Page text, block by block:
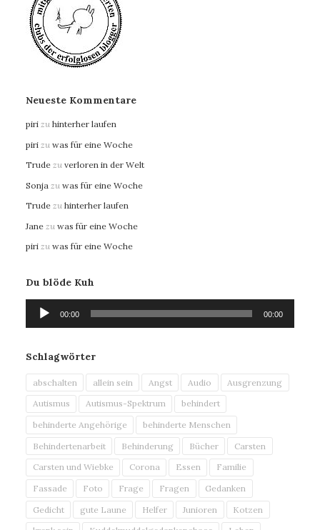
Neueste Kommentare
piri zu hinterher laufen
piri zu was für eine Woche
Trude zu verloren in der Welt
Sonja zu was für eine Woche
Trude zu hinterher laufen
Jane zu was für eine Woche
piri zu was für eine Woche
Du blöde Kuh
Audio-
Player
00:00 00:00
Schlagwörter
abschalten allein sein Angst Audio
Ausgrenzung
Autismus
Autismus-Spektrum
behindert
behinderte Angehörige
behinderte Menschen
Behindertenarbeit
Behinderung Bücher
Carsten
Carsten und Wiebke
Corona Essen
Familie
Fassade
Foto Frage Fragen
Gedanken
Gedicht
gute Laune Helfer Junioren
Kotzen